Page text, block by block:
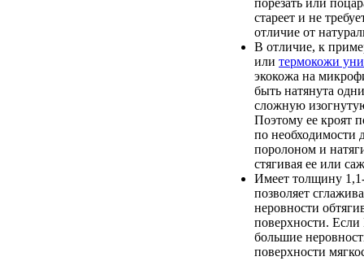
стареет и не
отличие от
В отличие, к
или термокожи
экокожа на
быть натянута
сложную
Поэтому ее кроят
по необходимости
поролоном и
стягивая ее или
Имеет толщину
позволяет
неровности
поверхности.
большие
поверхности